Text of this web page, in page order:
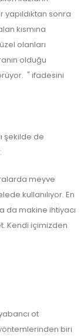
yapıldıktan sonra
kısmına
olanları
olduğu
" ifadesini
şekilde de
meyve
kullanılıyor. En
da makine ihtiyacı
Kendi içimizden
ot
biri